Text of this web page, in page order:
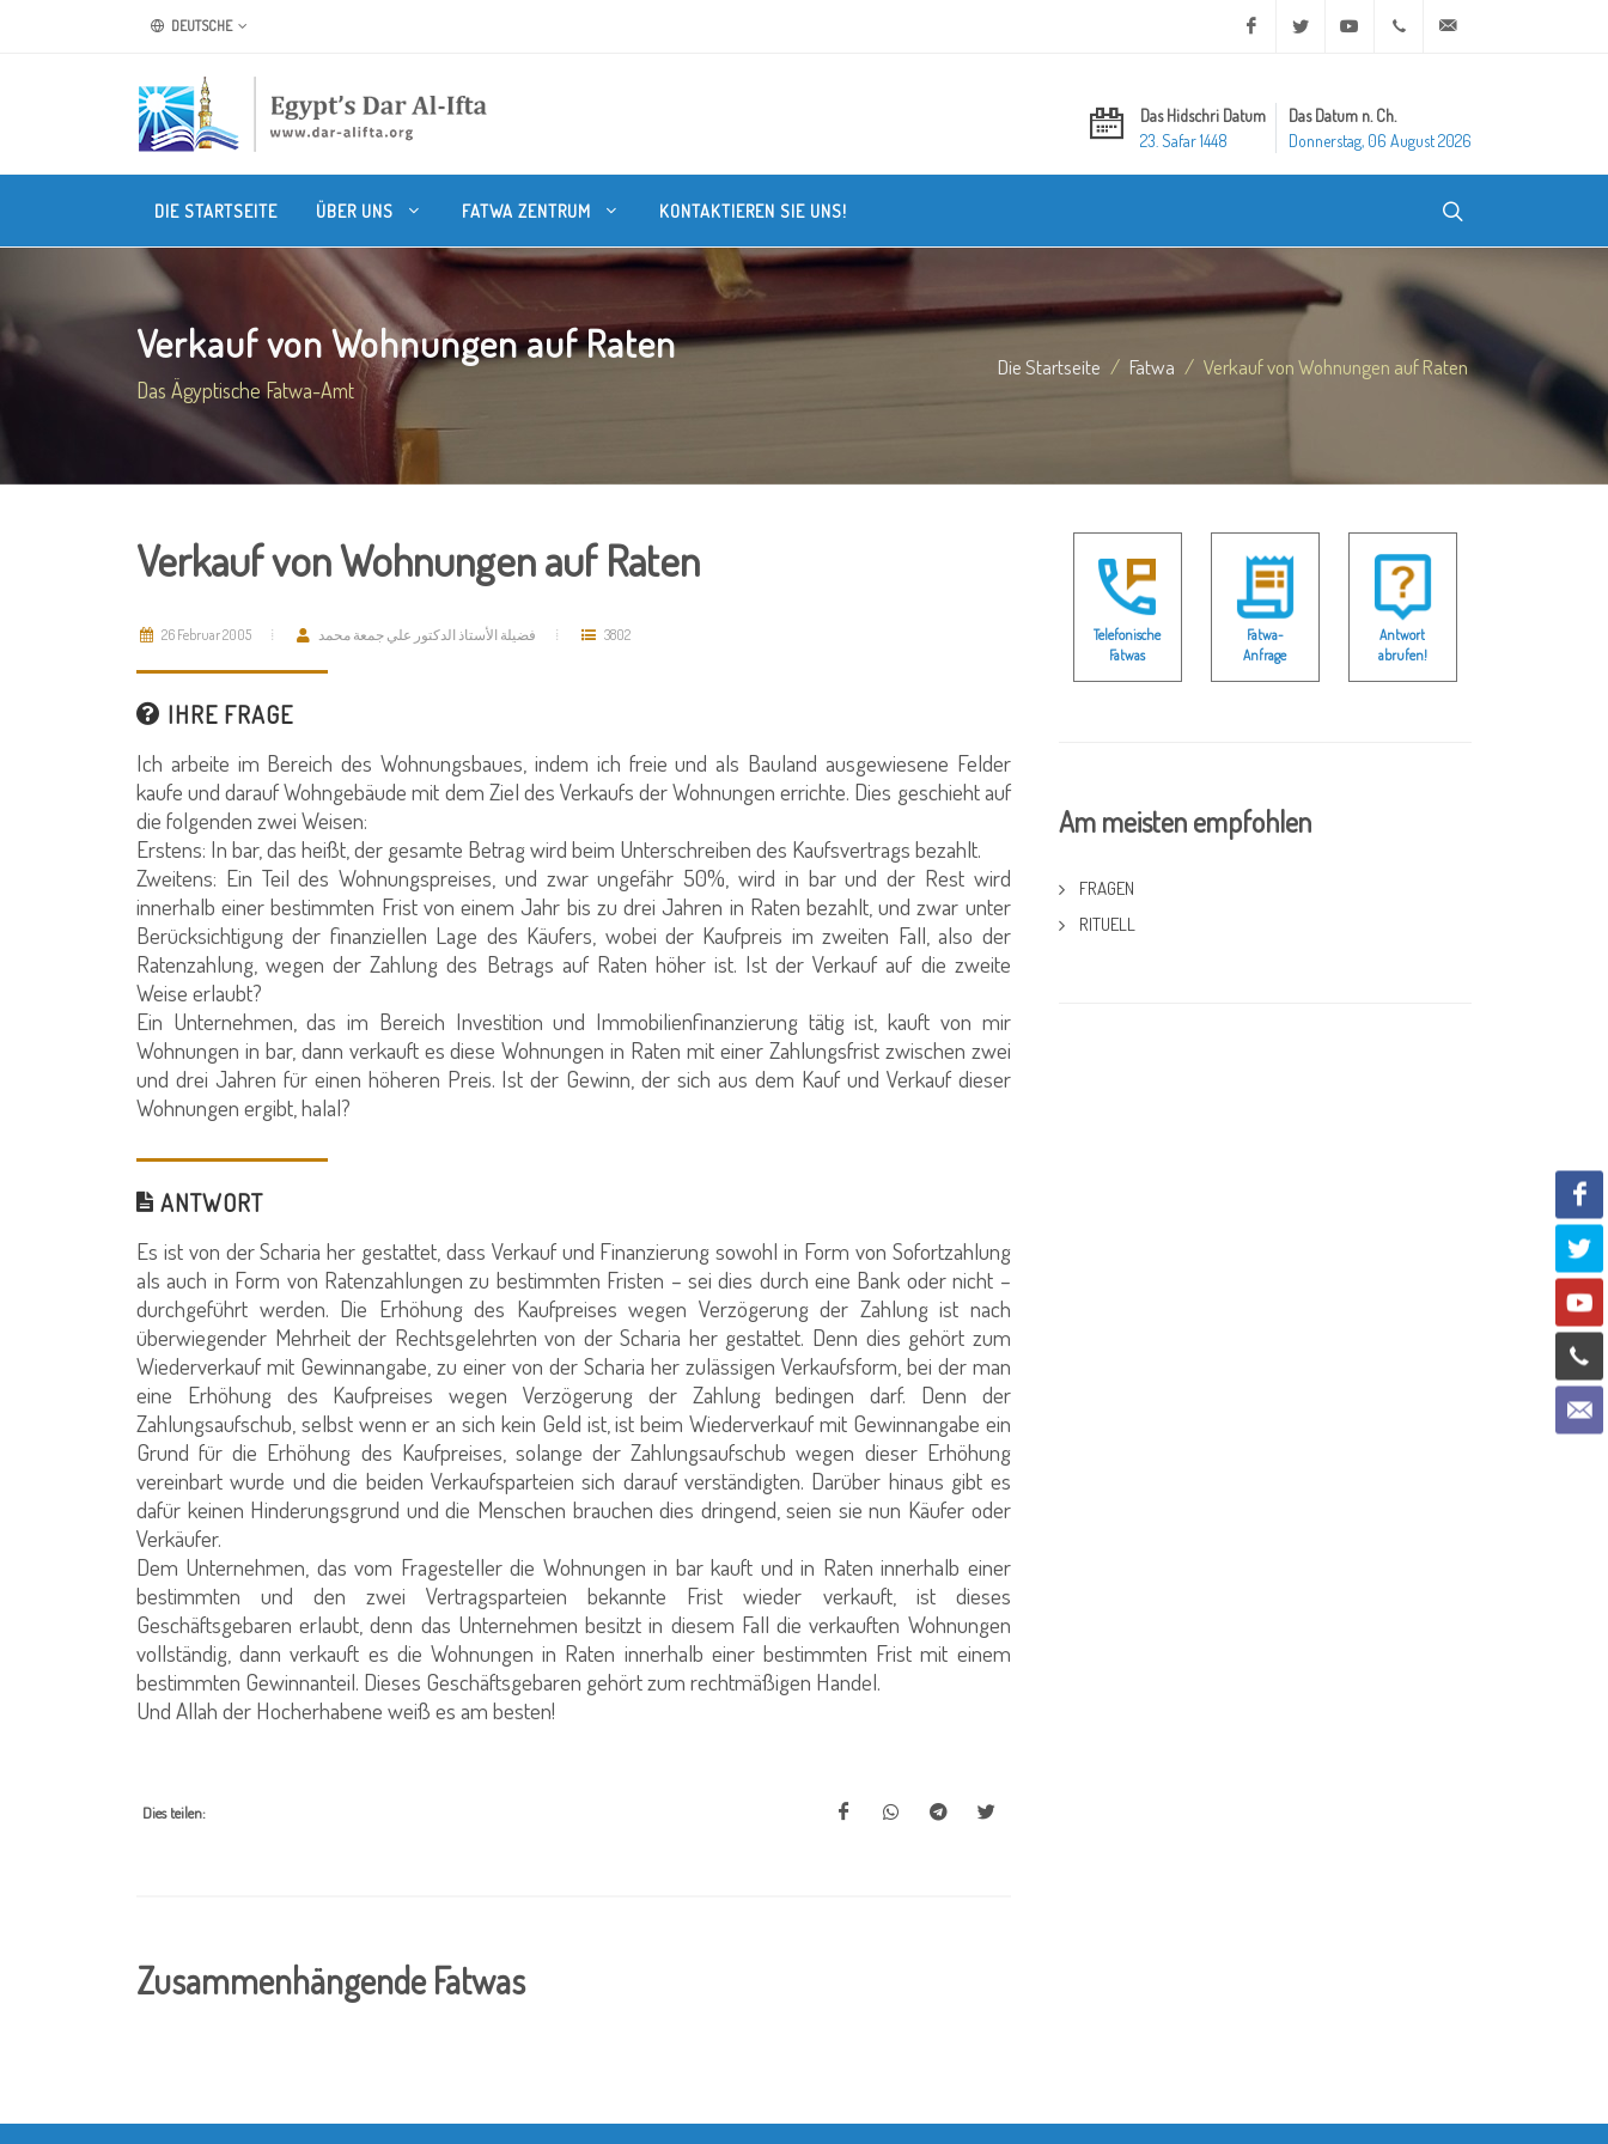
DEUTSCHE Facebook Twitter Youtube +20 2 25970400
Das Hidschri Datum
23. Safar 1448
Das Datum n. Ch.
Donnerstag, 06 August 2026
DIE STARTSEITE ÜBER UNS FATWA ZENTRUM KONTAKTIEREN SIE UNS!
Verkauf von Wohnungen auf Raten
Das Ägyptische Fatwa-Amt
Die Startseite Fatwa Verkauf von Wohnungen auf Raten
Verkauf von Wohnungen auf Raten
26 Februar 2005 فضيلة الأستاذ الدكتور علي جمعة محمد 3802
IHRE FRAGE
Ich arbeite im Bereich des Wohnungsbaues, indem ich freie und als Bauland ausgewiesene Felder
kaufe und darauf Wohngebäude mit dem Ziel des Verkaufs der Wohnungen errichte. Dies geschieht auf
die folgenden zwei Weisen:
Erstens: In bar, das heißt, der gesamte Betrag wird beim Unterschreiben des Kaufsvertrags bezahlt.
Zweitens: Ein Teil des Wohnungspreises, und zwar ungefähr 50%, wird in bar und der Rest wird
innerhalb einer bestimmten Frist von einem Jahr bis zu drei Jahren in Raten bezahlt, und zwar unter
Berücksichtigung der finanziellen Lage des Käufers, wobei der Kaufpreis im zweiten Fall, also der
Ratenzahlung, wegen der Zahlung des Betrags auf Raten höher ist. Ist der Verkauf auf die zweite
Weise erlaubt?
Ein Unternehmen, das im Bereich Investition und Immobilienfinanzierung tätig ist, kauft von mir
Wohnungen in bar, dann verkauft es diese Wohnungen in Raten mit einer Zahlungsfrist zwischen zwei
und drei Jahren für einen höheren Preis. Ist der Gewinn, der sich aus dem Kauf und Verkauf dieser
Wohnungen ergibt, halal?
ANTWORT
Es ist von der Scharia her gestattet, dass Verkauf und Finanzierung sowohl in Form von Sofortzahlung
als auch in Form von Ratenzahlungen zu bestimmten Fristen – sei dies durch eine Bank oder nicht –
durchgeführt werden. Die Erhöhung des Kaufpreises wegen Verzögerung der Zahlung ist nach
überwiegender Mehrheit der Rechtsgelehrten von der Scharia her gestattet. Denn dies gehört zum
Wiederverkauf mit Gewinnangabe, zu einer von der Scharia her zulässigen Verkaufsform, bei der man
eine Erhöhung des Kaufpreises wegen Verzögerung der Zahlung bedingen darf. Denn der
Zahlungsaufschub, selbst wenn er an sich kein Geld ist, ist beim Wiederverkauf mit Gewinnangabe ein
Grund für die Erhöhung des Kaufpreises, solange der Zahlungsaufschub wegen dieser Erhöhung
vereinbart wurde und die beiden Verkaufsparteien sich darauf verständigten. Darüber hinaus gibt es
dafür keinen Hinderungsgrund und die Menschen brauchen dies dringend, seien sie nun Käufer oder
Verkäufer.
Dem Unternehmen, das vom Fragesteller die Wohnungen in bar kauft und in Raten innerhalb einer
bestimmten und den zwei Vertragsparteien bekannte Frist wieder verkauft, ist dieses
Geschäftsgebaren erlaubt, denn das Unternehmen besitzt in diesem Fall die verkauften Wohnungen
vollständig, dann verkauft es die Wohnungen in Raten innerhalb einer bestimmten Frist mit einem
bestimmten Gewinnanteil. Dieses Geschäftsgebaren gehört zum rechtmäßigen Handel.
Und Allah der Hocherhabene weiß es am besten!
Dies teilen:
Zusammenhängende Fatwas
Telefonische
Fatwas
Fatwa-
Anfrage
Antwort
abrufen!
Am meisten empfohlen
FRAGEN
RITUELL